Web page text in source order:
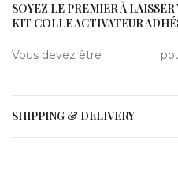
SOYEZ LE PREMIER À
KIT COLLE ACTIVATEUR
Vous devez être
SHIPPING & DELIVERY